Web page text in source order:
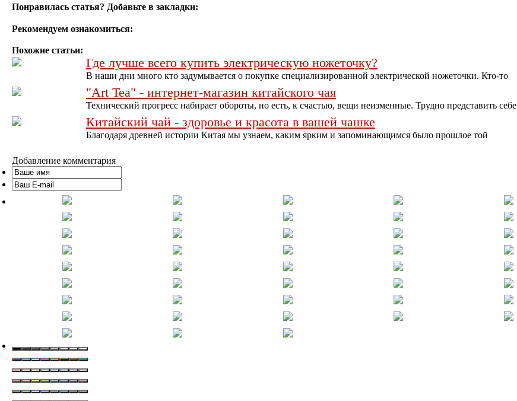
Понравилась статья? Добавьте в закладки:
Рекомендуем ознакомиться:
Похожие статьи:
Где лучше всего купить электрическую ножеточку?
В наши дни много кто задумывается о покупке специализированной электрической ножеточки. Кто-то
"Art Tea" - интернет-магазин китайского чая
Технический прогресс набирает обороты, но есть, к счастью, вещи неизменные. Трудно представить себе
Китайский чай - здоровье и красота в вашей чашке
Благодаря древней истории Китая мы узнаем, каким ярким и запоминающимся было прошлое той
Добавление комментария